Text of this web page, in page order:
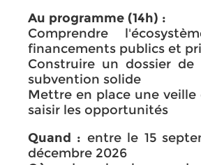
Au programme (14h) :
Comprendre
financements publics et
Construire un dossier de
subvention solide
Mettre en place une veille
saisir les opportunités
Quand : entre le 15
décembre 2026